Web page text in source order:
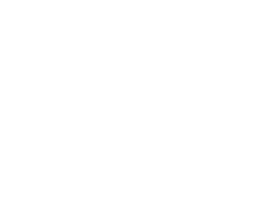
הכירו
ברסלב